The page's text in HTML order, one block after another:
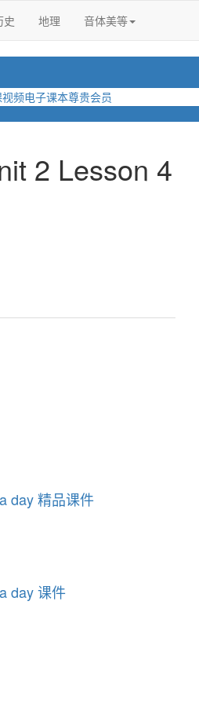
史 地理 音体美等
频电子课本尊贵会员
2 Lesson 4
day 精品课件
day 课件